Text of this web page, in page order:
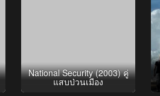
National Security (2003) คู่
แสบป่วนเมือง